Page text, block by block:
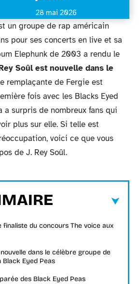
28 mai 2026
un groupe de rap américain
pour ses concerts en live et sa
Elephunk de 2003 a rendu le
Soûl est nouvelle dans le
remplaçante de Fergie est
fois avec les Blacks Eyed
a surpris de nombreux fans qui
plus sur elle. Si telle est
voici ce que vous
de J. Rey Soûl.
finaliste du concours The voice aux
nouvelle dans le célèbre groupe de
Eyed Peas
des Black Eyed Peas